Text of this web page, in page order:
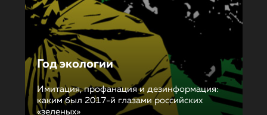
Год экологии
Имитация, профанация и дезинформация:
каким был 2017-й глазами российских
«зеленых»